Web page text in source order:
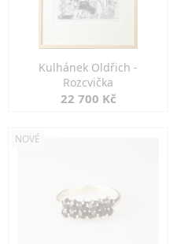
Kulhánek Oldřich -
Rozcvička
22 700 Kč
NOVÉ